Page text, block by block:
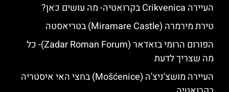
העיירה Crikvenica בקרואטיה- מה עושים כאן?
טירת מירמרה (Miramare Castle) בטריאסטה
הפורום הרומי בזאדאר (Zadar Roman Forum)- כל
מה שצריך לדעת
העיירה מושצ'ניצ'ה (Mošćenice) בחצי האי איסטריה